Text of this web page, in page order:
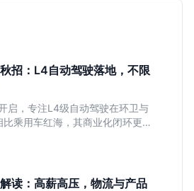
招：L4自动驾驶落地，不限
启，专注L4级自动驾驶在环卫与
乘用车红海，其商业化闭环更清
本文解读其业务模式、岗位稳定
读：高薪高压，物流与产品